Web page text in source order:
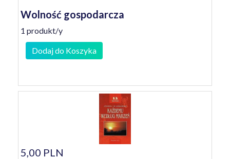
Wolność gospodarcza
1 produkt/y
Dodaj do Koszyka
5,00 PLN